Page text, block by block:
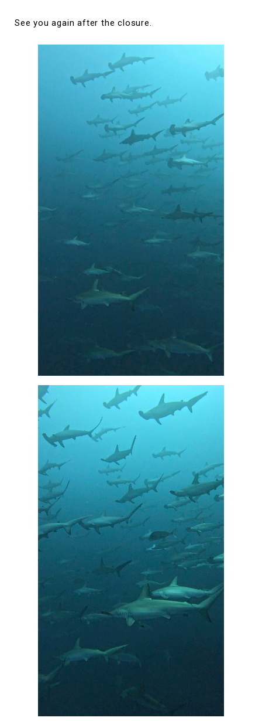
See you again after the closure.